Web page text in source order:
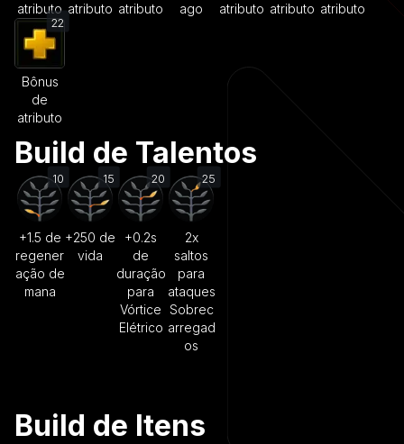
atributo atributo atributo
ago
atributo atributo atributo
22
Bônus
de
atributo
Build de Talentos
10
+1.5 de
regener
ação de
mana
15
+250 de
vida
20
+0.2s
de
duração
para
Vórtice
Elétrico
25
2x
saltos
para
ataques
Sobrec
arregad
os
Build de Itens